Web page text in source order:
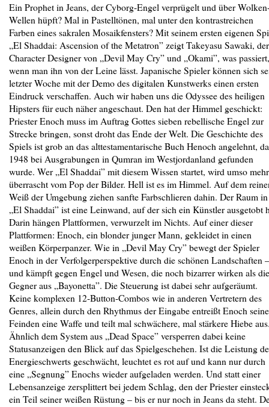
Ein Prophet in Jeans, der Cyborg-Engel verprügelt und über
Wellen hüpft? Mal in Pastelltönen, mal unter den kontrastreichen
Farben eines sakralen Mosaikfensters? Mit seinem ersten eigenen
„El Shaddai: Ascension of the Metatron” zeigt Takeyasu Sawaki, der
Character Designer von „Devil May Cry” und „Okami”, was passiert,
wenn man ihn von der Leine lässt. Japanische Spieler können sich
letzter Woche mit der Demo des digitalen Kunstwerks einen ersten
Eindruck verschaffen. Auch wir haben uns die Odyssee des heiligen
Hipsters für euch näher angeschaut. Den hat der Himmel geschickt:
Priester Enoch muss im Auftrag Gottes sieben rebellische Engel zur
Strecke bringen, sonst droht das Ende der Welt. Die Geschichte des
Spiels ist grob an das alttestamentarische Buch Henoch angelehnt,
1948 bei Ausgrabungen in Qumran im Westjordanland gefunden
wurde. Wer „El Shaddai” mit diesem Wissen startet, wird umso mehr
überrascht vom Pop der Bilder. Hell ist es im Himmel. Auf dem
Weiß der Umgebung ziehen sanfte Farbschlieren dahin. Der Raum in
„El Shaddai” ist eine Leinwand, auf der sich ein Künstler ausgetobt
Darin hängen Plattformen, verwurzelt im Nichts. Auf einer dieser
Plattformen: Enoch, ein blonder junger Mann, gekleidet in einen
weißen Körperpanzer. Wie in „Devil May Cry” bewegt der Spieler
Enoch in der Verfolgerperspektive durch die schönen Landschaften –
und kämpft gegen Engel und Wesen, die noch bizarrer wirken als die
Gegner aus „Bayonetta”. Die Steuerung ist dabei sehr aufgeräumt.
Keine komplexen 12-Button-Combos wie in anderen Vertretern des
Genres, allein durch den Rhythmus der Eingabe entreißt Enoch
Feinden eine Waffe und teilt mal schwächere, mal stärkere Hiebe
Ähnlich dem System aus „Dead Space” versperren dabei keine
Statusanzeigen den Blick auf das Spielgeschehen. Ist die Leistung
Energieschwerts geschwächt, leuchtet es rot auf und kann nur durch
eine „Segnung” Enochs wieder aufgeladen werden. Und statt einer
Lebensanzeige zersplittert bei jedem Schlag, den der Priester
ein Teil seiner weißen Rüstung – bis er nur noch in Jeans da steht.